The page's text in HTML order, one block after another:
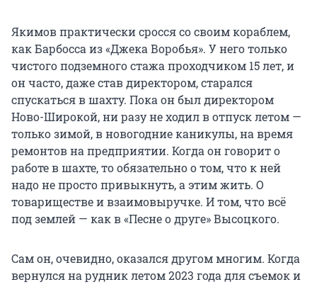
Якимов практически сросся со своим кораблем,
как Барбосса из «Джека Воробья». У него только
чистого подземного стажа проходчиком 15 лет, и
он часто, даже став директором, старался
спускаться в шахту. Пока он был директором
Ново-Широкой, ни разу не ходил в отпуск летом —
только зимой, в новогодние каникулы, на время
ремонтов на предприятии. Когда он говорит о
работе в шахте, то обязательно о том, что к ней
надо не просто привыкнуть, а этим жить. О
товариществе и взаимовыручке. И том, что всё
под землей — как в «Песне о друге» Высоцкого.
Сам он, очевидно, оказался другом многим. Когда
вернулся на рудник летом 2023 года для съемок и